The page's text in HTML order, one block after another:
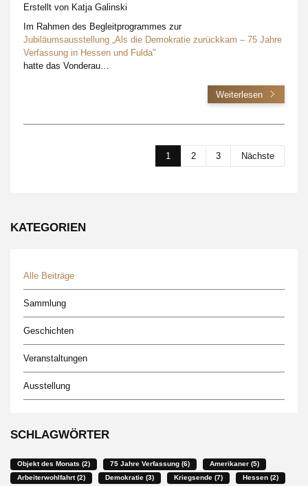
Erstellt von Katja Galinski
Im Rahmen des Begleitprogrammes zur
Jubiläumsausstellung „Als die Demokratie zurückkam – 75 Jahre
Verfassung in Hessen und Fulda"
hatte das Vonderau…
Weiterlesen
1 2 3 Nächste
KATEGORIEN
Alle Beiträge
Sammlung
Geschichten
Veranstaltungen
Ausstellung
SCHLAGWÖRTER
Objekt des Monats (2) 75 Jahre Verfassung (6)
Amerikaner (5)
Arbeiterwohlfahrt (2)
Demokratie (3) Kriegsende (7)
Hessen (2)